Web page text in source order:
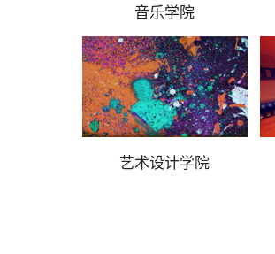
音乐学院
艺术设计学院